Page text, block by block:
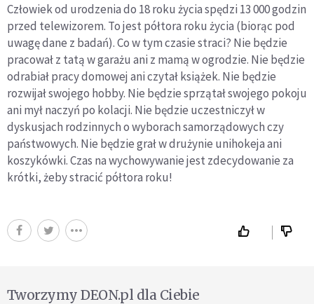
Człowiek od urodzenia do 18 roku życia spędzi 13 000 godzin
przed telewizorem. To jest półtora roku życia (biorąc pod
uwagę dane z badań). Co w tym czasie straci? Nie będzie
pracował z tatą w garażu ani z mamą w ogrodzie. Nie będzie
odrabiał pracy domowej ani czytał książek. Nie będzie
rozwijał swojego hobby. Nie będzie sprzątał swojego pokoju
ani mył naczyń po kolacji. Nie będzie uczestniczył w
dyskusjach rodzinnych o wyborach samorządowych czy
państwowych. Nie będzie grał w drużynie unihokeja ani
koszykówki. Czas na wychowywanie jest zdecydowanie za
krótki, żeby stracić półtora roku!
Tworzymy DEON.pl dla Ciebie